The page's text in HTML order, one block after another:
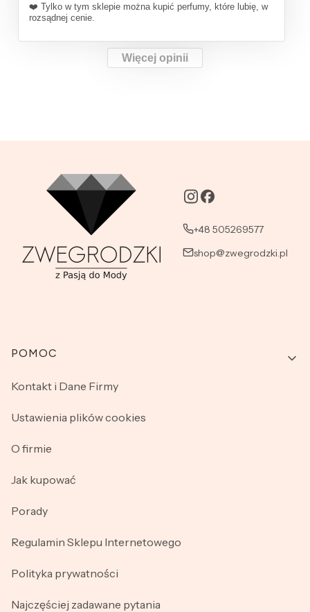
❤️ Tylko w tym sklepie można kupić perfumy, które lubię, w
rozsądnej cenie.
Więcej opinii
+48 505269577
shop@zwegrodzki.pl
Linki w stopce
POMOC
Kontakt i Dane Firmy
Ustawienia plików cookies
O firmie
Jak kupować
Porady
Regulamin Sklepu Internetowego
Polityka prywatności
Najczęściej zadawane pytania